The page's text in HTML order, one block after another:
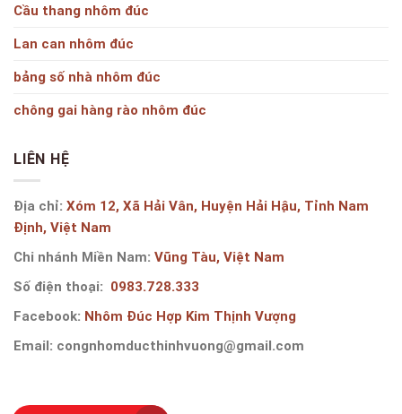
Cầu thang nhôm đúc
Lan can nhôm đúc
bảng số nhà nhôm đúc
chông gai hàng rào nhôm đúc
LIÊN HỆ
Địa chỉ: Xóm 12, Xã Hải Vân, Huyện Hải Hậu, Tỉnh Nam
Định, Việt Nam
Chi nhánh Miền Nam: Vũng Tàu, Việt Nam
Số điện thoại: 0983.728.333
Facebook: Nhôm Đúc Hợp Kim Thịnh Vượng
Email: congnhomducthinhvuong@gmail.com
Copyright 2019 ©CÔNG TY CỔ PHẦN NHÔM ĐÚC THỊNH